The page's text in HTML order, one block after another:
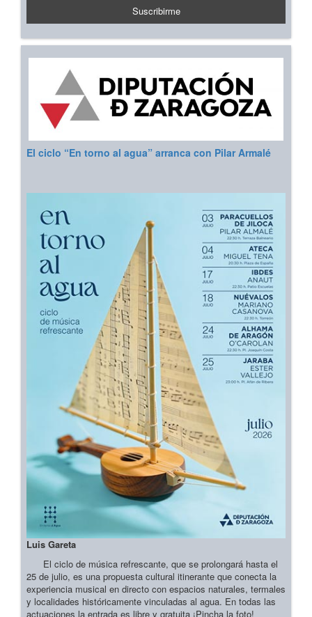
El ciclo “En torno al agua” arranca con Pilar Armalé
Luis Gareta
El ciclo de música refrescante, que se prolongará hasta el
25 de julio, es una propuesta cultural itinerante que conecta la
experiencia musical en directo con espacios naturales, termales
y localidades históricamente vinculadas al agua. En todas las
actuaciones la entrada es libre y gratuita ¡Pincha la foto!